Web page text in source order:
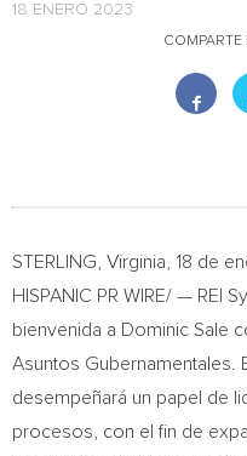
18 ENERO 2023
COMPARTE
STERLING, Virginia 18 de
HISPANIC PR WIRE/ — REI
bienvenida a Dominic Sale
Asuntos Gubernamentales.
desempeñará un papel de
procesos, con el fin de